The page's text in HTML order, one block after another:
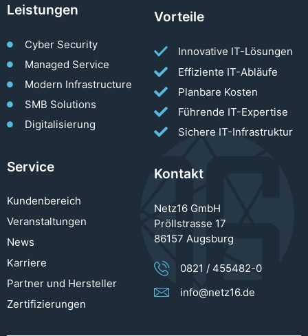
Leistungen
Cyber Security
Managed Service
Modern Infrastructure
SMB Solutions
Digitalisierung
Vorteile
Innovative IT-Lösungen
Effiziente IT-Abläufe
Planbare Kosten
Führende IT-Expertise
Sichere IT-Infrastruktur
Service
Kundenbereich
Veranstaltungen
News
Karriere
Partner und Hersteller
Zertifizierungen
Kontakt
Netz16 GmbH
Pröllstrasse 17
86157 Augsburg
0821 / 455482-0
info@netz16.de